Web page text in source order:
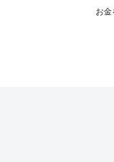
お金